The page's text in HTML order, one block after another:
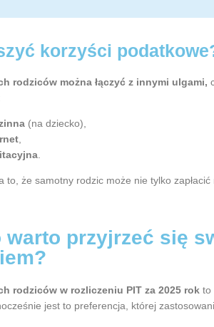
korzyści
rodziców można łączyć z innymi ulgami,
(na dziecko),
to, że samotny rodzic może nie tylko
warto przyjrzeć się
rodziców w rozliczeniu PIT za 2025 rok to
jest to preferencja, której